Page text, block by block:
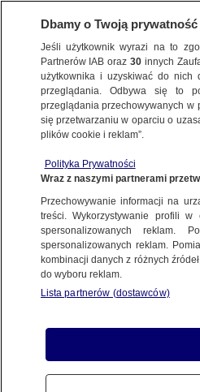
ŚWIAT
w internecie. Muzeum
27.03.2024, 16:11
Udostępnij
Dbamy o Twoją prywatność
Jeśli użytkownik wyrazi na to
Partnerów IAB oraz30 innych
użytkownika i uzyskiwać do nich
przeglądania. Odbywa się to
przeglądania przechowywanych w
się przetwarzaniu w oparciu o
plików cookie i reklam”.
Polityka Prywatności
Wraz z naszymi partnerami
Przechowywanie informacji na
treści. Wykorzystywanie profili
spersonalizowanych reklam.
spersonalizowanych reklam.
kombinacji danych z różnych
do wyboru reklam.
Lista partnerów (dostawców)